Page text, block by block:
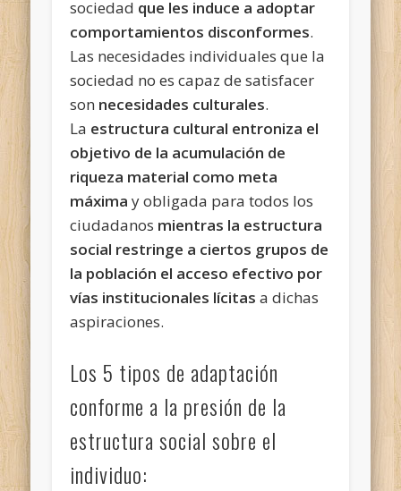
sociedad que les induce a adoptar
comportamientos disconformes.
Las necesidades individuales que la
sociedad no es capaz de satisfacer
son necesidades culturales.
La estructura cultural entroniza el
objetivo de la acumulación de
riqueza material como meta
máxima y obligada para todos los
ciudadanos mientras la estructura
social restringe a ciertos grupos de
la población el acceso efectivo por
vías institucionales lícitas a dichas
aspiraciones.
Los 5 tipos de adaptación
conforme a la presión de la
estructura social sobre el
individuo: